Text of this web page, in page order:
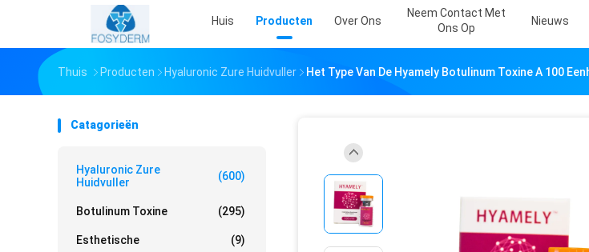
Huis Producten Over Ons
Neem Contact Met
Ons Op
Nieuws
Thuis Producten Hyaluronic Zure Huidvuller Het Type Van De Hyamely Botulinum Toxine A 100
Catagorieën
Hyaluronic Zure
Huidvuller
(600)
Botulinum Toxine (295)
Esthetische (9)